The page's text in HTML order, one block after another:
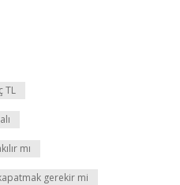
TL
mı
gerekir mi